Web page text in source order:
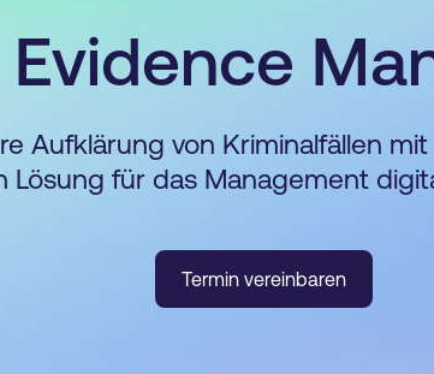
Evidence
Aufklärung von Kriminalfällen
Lösung für das Management
Termin vereinbaren